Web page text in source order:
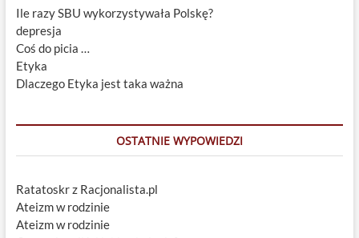
Ile razy SBU wykorzystywała Polskę?
depresja
Coś do picia …
Etyka
Dlaczego Etyka jest taka ważna
OSTATNIE WYPOWIEDZI
Ratatoskr z Racjonalista.pl
Ateizm w rodzinie
Ateizm w rodzinie